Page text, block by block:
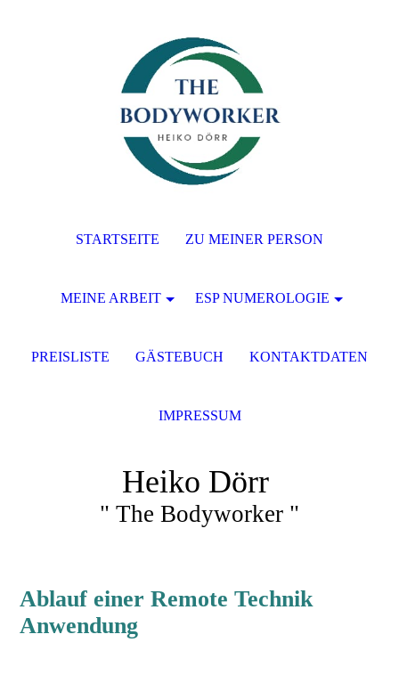
Heiko Dörr
" The Bodyworker "
Ablauf einer Remote Technik
Anwendung
STARTSEITE ZU MEINER PERSON
MEINE ARBEIT ESP NUMEROLOGIE
PREISLISTE GÄSTEBUCH KONTAKTDATEN
IMPRESSUM